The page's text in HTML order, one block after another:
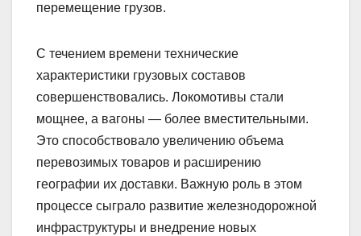
перемещение грузов.
С течением времени технические
характеристики грузовых составов
совершенствовались. Локомотивы стали
мощнее, а вагоны — более вместительными.
Это способствовало увеличению объема
перевозимых товаров и расширению
географии их доставки. Важную роль в этом
процессе сыграло развитие железнодорожной
инфраструктуры и внедрение новых